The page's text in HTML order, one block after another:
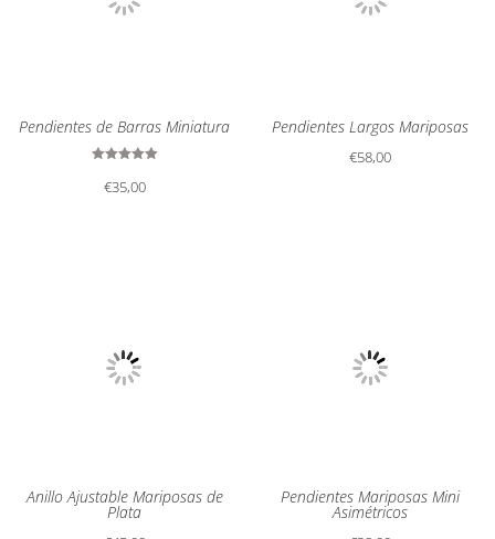
Pendientes de Barras Miniatura
con
5.00
€35,00
Pendientes Largos Mariposas
€58,00
Anillo Ajustable Mariposas de
Plata
Pendientes Mariposas Mini
Asimétricos